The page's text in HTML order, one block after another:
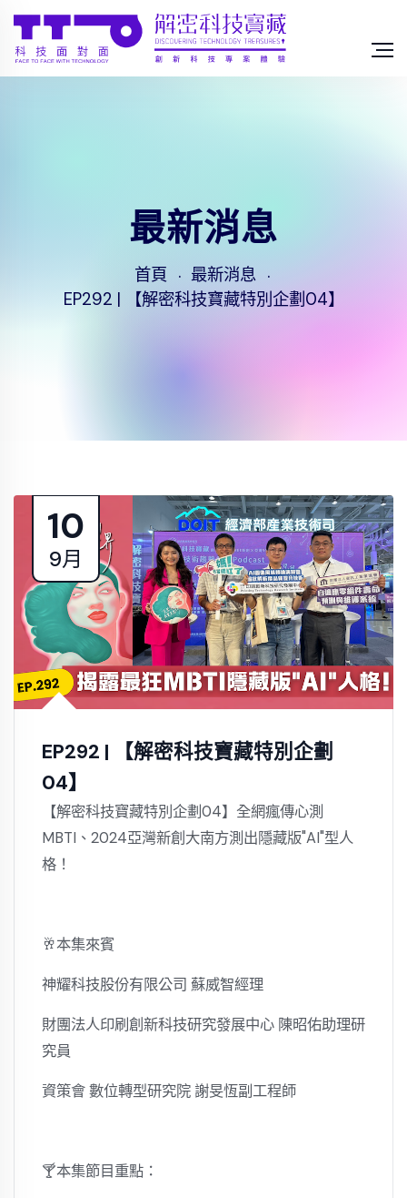
最新消息
首頁
最新消息
EP292 | 【解密科技寶藏特別企劃04】
10
9月
EP292 | 【解密科技寶藏特別企劃
04】
【解密科技寶藏特別企劃04】全網瘋傳心測
MBTI、2024亞灣新創大南方測出隱藏版"AI"型人
格！
🥂本集來賓
神耀科技股份有限公司 蘇威智經理
財團法人印刷創新科技研究發展中心 陳昭佑助理研
究員
資策會 數位轉型研究院 謝旻恆副工程師
🍸本集節目重點：